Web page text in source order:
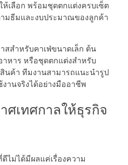
เลือก พร้อมชุดตกแต่งครบเซ็ต
มธีมและงบประมาณของลูกค้า
สสำหรับคาเฟ่ขนาดเล็ก ต้น
หาร หรือชุดตกแต่งสำหรับ
นค้า ทีมงานสามารถแนะนำรูป
านจริงได้อย่างมืออาชีพ
ศเทศกาลให้ธุรกิจ
ไม่ได้มีผลแค่เรื่องความ